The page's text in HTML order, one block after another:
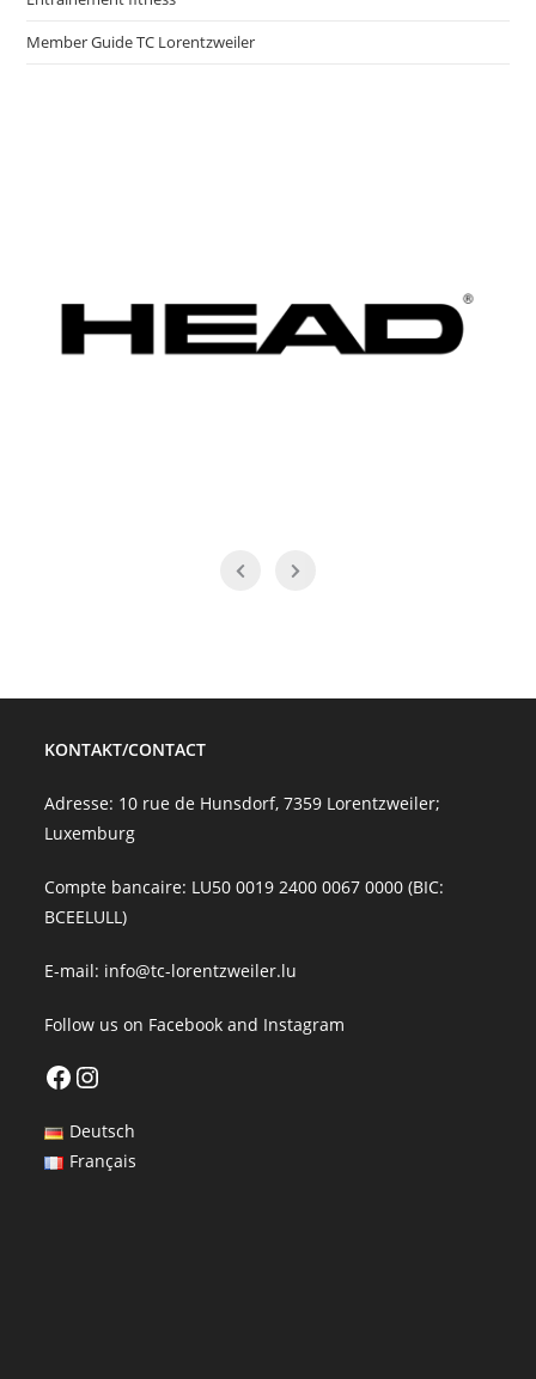
Member Guide TC Lorentzweiler
KONTAKT/CONTACT
Adresse: 10 rue de Hunsdorf, 7359 Lorentzweiler;
Luxemburg
Compte bancaire: LU50 0019 2400 0067 0000 (BIC:
BCEELULL)
E-mail: info@tc-lorentzweiler.lu
Follow us on Facebook and Instagram
FacebookInstagram
Deutsch
Français